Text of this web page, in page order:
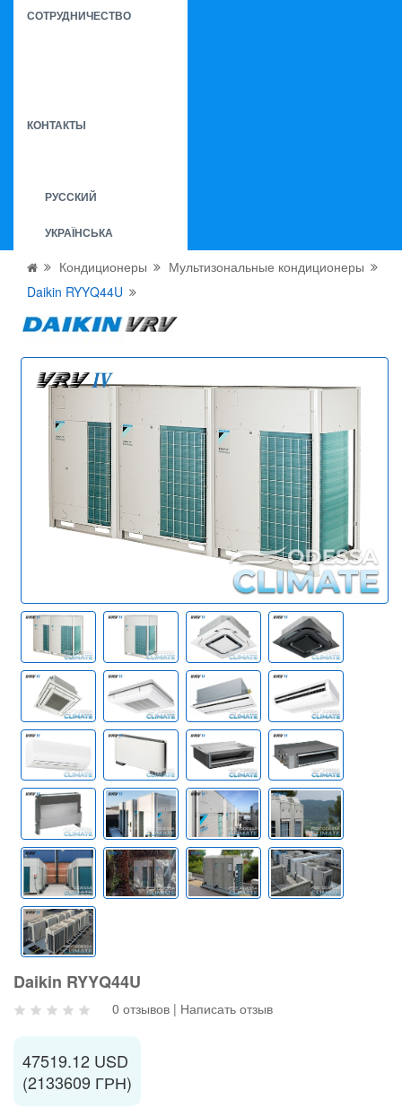
СОТРУДНИЧЕСТВО
КОНТАКТЫ
РУССКИЙ
УКРАЇНСЬКА
Кондиционеры
Мультизональные кондиционеры
Daikin RYYQ44U
Daikin RYYQ44U
0 отзывов | Написать отзыв
47519.12 USD
(2133609 ГРН)